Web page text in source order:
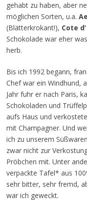
gehabt zu haben, aber
möglichen Sorten, u.a.
(Blätterkrokant!), Cote
Schokolade war eher
herb.
Bis ich 1992 begann,
Chef war ein Windhund,
Jahr fuhr er nach Paris,
Schokoladen und
aufs Haus und
mit Champagner. Und
ich zu unserem
zwar nicht zur
Pröbchen mit. Unter
verpackte Tafel* aus
sehr bitter, sehr fremd,
war ich geweckt.